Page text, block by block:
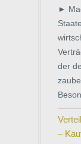
►
der
–